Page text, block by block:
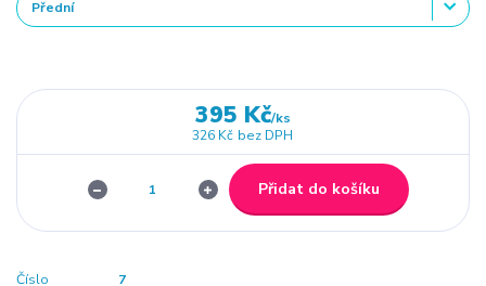
395 Kč/ks
326 Kč bez DPH
Přidat do košíku
Číslo
7